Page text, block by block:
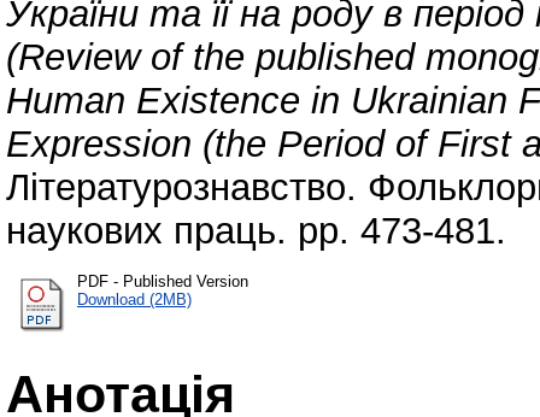
України та її на роду в
(Review of the published
Human Existence in Ukrainian
Expression (the Period of First
Літературознавство.
наукових праць. pp. 473-481.
PDF - Published Version
Download (2MB)
Анотація